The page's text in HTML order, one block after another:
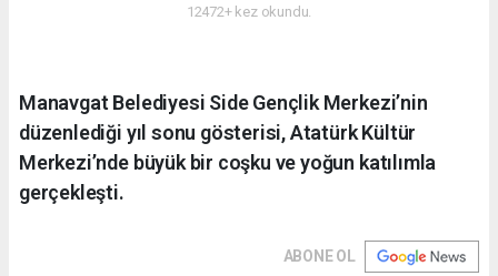
12472+ kez okundu.
Manavgat Belediyesi Side Gençlik Merkezi’nin
düzenlediği yıl sonu gösterisi, Atatürk Kültür
Merkezi’nde büyük bir coşku ve yoğun katılımla
gerçekleşti.
ABONE OL